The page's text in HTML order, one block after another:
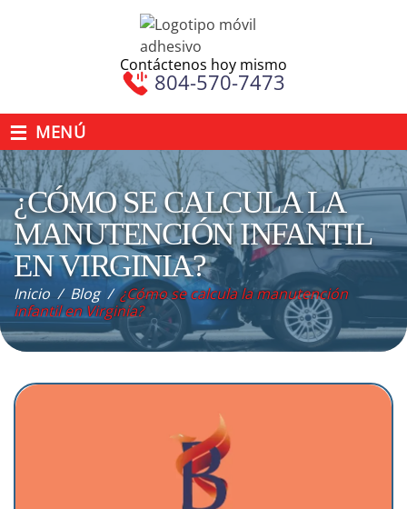
Contáctenos hoy mismo
804-570-7473
≡ MENÚ
¿CÓMO SE CALCULA LA
MANUTENCIÓN INFANTIL
EN VIRGINIA?
Inicio / Blog/¿Cómo se calcula la manutención
infantil en Virginia?